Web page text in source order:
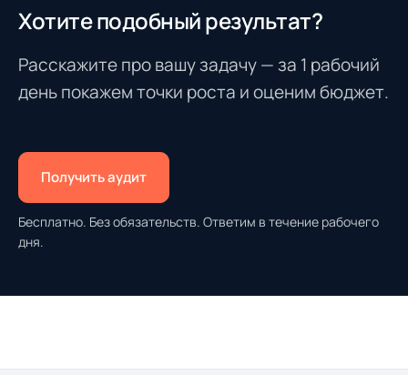
Хотите подобный результат?
Расскажите про вашу задачу — за 1 рабочий
день покажем точки роста и оценим бюджет.
Получить аудит
Бесплатно. Без обязательств. Ответим в течение рабочего
дня.